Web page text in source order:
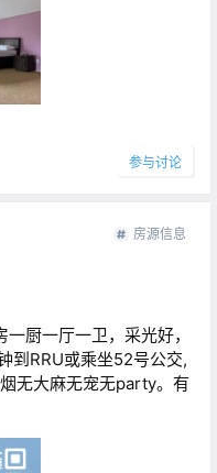
参与讨论
房源信息
厨一厅一卫，采光好，
到RRU或乘坐52号公交,
无大麻无宠无party。有